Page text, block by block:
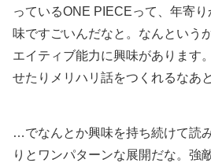
っているONE PIECEって、年寄
味ですごいんだなと。なんという
エイティブ能力に興味があります
せたりメリハリ話をつくれるなあと
…でなんとか興味を持ち続けて読
りとワンパターンな展開だな。強